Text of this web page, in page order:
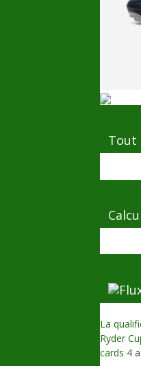
Tout
La
Ryder
cards 4